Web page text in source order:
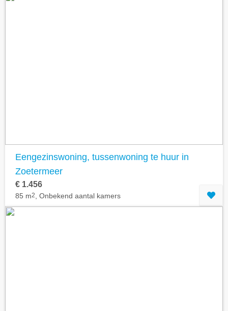
Eengezinswoning, tussenwoning te huur in
Zoetermeer
€ 1.456
85 m2 , Onbekend aantal kamers